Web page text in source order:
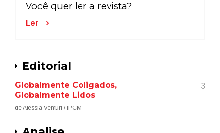
Você quer ler a revista?
Ler
Editorial
Globalmente Coligados,
Globalmente Lidos
3
de Alessia Venturi / IPCM